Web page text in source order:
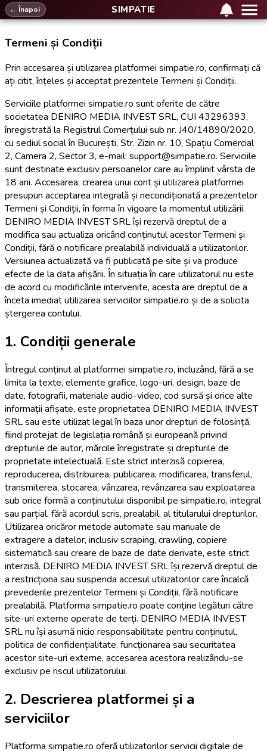
SIMPATIE
← Înapoi
Termeni și Condiții
Prin accesarea și utilizarea platformei simpatie.ro, confirmați că
ați citit, înțeles și acceptat prezentele Termeni și Condiții.
Serviciile platformei simpatie.ro sunt oferite de către
societatea DENIRO MEDIA INVEST SRL, CUI 43296393,
înregistrată la Registrul Comerțului sub nr. J40/14890/2020,
cu sediul social în București, Str. Zizin nr. 10, Spațiu Comercial
2, Camera 2, Sector 3, e-mail: support@simpatie.ro. Serviciile
sunt destinate exclusiv persoanelor care au împlinit vârsta de
18 ani. Accesarea, crearea unui cont și utilizarea platformei
presupun acceptarea integrală și necondiționată a prezentelor
Termeni și Condiții, în forma în vigoare la momentul utilizării.
DENIRO MEDIA INVEST SRL își rezervă dreptul de a
modifica sau actualiza oricând conținutul acestor Termeni și
Condiții, fără o notificare prealabilă individuală a utilizatorilor.
Versiunea actualizată va fi publicată pe site și va produce
efecte de la data afișării. În situația în care utilizatorul nu este
de acord cu modificările intervenite, acesta are dreptul de a
înceta imediat utilizarea serviciilor simpatie.ro și de a solicita
ștergerea contului.
1. Condiții generale
Întregul conținut al platformei simpatie.ro, incluzând, fără a se
limita la texte, elemente grafice, logo-uri, design, baze de
date, fotografii, materiale audio-video, cod sursă și orice alte
informații afișate, este proprietatea DENIRO MEDIA INVEST
SRL sau este utilizat legal în baza unor drepturi de folosință,
fiind protejat de legislația română și europeană privind
drepturile de autor, mărcile înregistrate și drepturile de
proprietate intelectuală. Este strict interzisă copierea,
reproducerea, distribuirea, publicarea, modificarea, transferul,
transmiterea, stocarea, vânzarea, revânzarea sau exploatarea
sub orice formă a conținutului disponibil pe simpatie.ro, integral
sau parțial, fără acordul scris, prealabil, al titularului drepturilor.
Utilizarea oricăror metode automate sau manuale de
extragere a datelor, inclusiv scraping, crawling, copiere
sistematică sau creare de baze de date derivate, este strict
interzisă. DENIRO MEDIA INVEST SRL își rezervă dreptul de
a restricționa sau suspenda accesul utilizatorilor care încalcă
prevederile prezentelor Termeni și Condiții, fără notificare
prealabilă. Platforma simpatie.ro poate conține legături către
site-uri externe operate de terți. DENIRO MEDIA INVEST
SRL nu își asumă nicio responsabilitate pentru conținutul,
politica de confidențialitate, funcționarea sau securitatea
acestor site-uri externe, accesarea acestora realizându-se
exclusiv pe riscul utilizatorului.
2. Descrierea platformei și a
serviciilor
Platforma simpatie.ro oferă utilizatorilor servicii digitale de